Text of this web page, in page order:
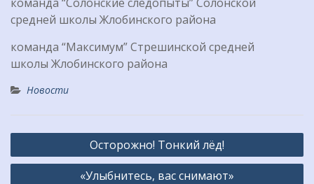
средней школы Жлобинского района
команда “Максимум” Стрешинской средней
школы Жлобинского района
Новости
Навигация
по
Осторожно! Тонкий лёд!
«Улыбнитесь, вас снимают»